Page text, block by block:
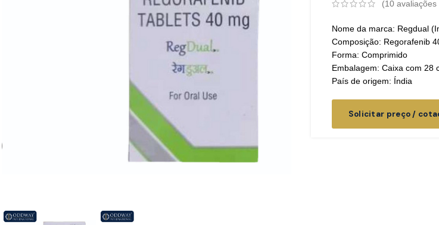
(10avaliações
Nome da marca: Regdual
Composição: Regorafenib
Forma: Comprimido
Embalagem: Caixa com 28
País de origem: Índia
Solicitar preço /